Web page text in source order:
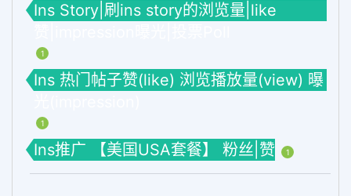
Ins Story|刷ins story的浏览量|like
1
Ins 热门帖子赞(like) 浏览播放量(view) 曝
1
Ins推广 【美国USA套餐】 粉丝|赞 1